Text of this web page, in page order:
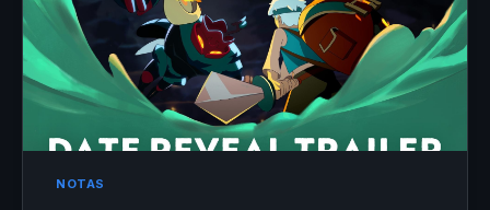
NOTAS